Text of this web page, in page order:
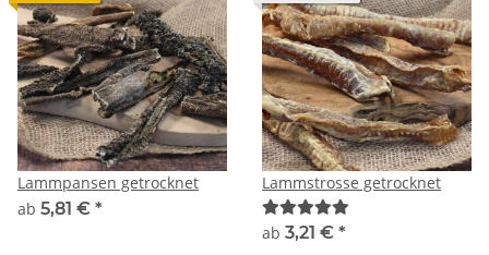
Lammpansen getrocknet
ab 5,81 € *
Lammstrosse getrocknet
ab 3,21 € *